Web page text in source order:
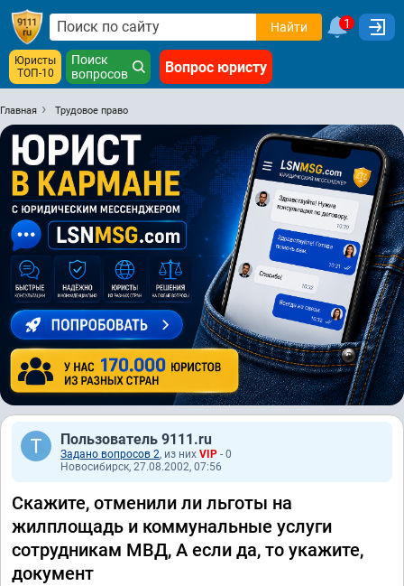
Найти 1
Юристы
ТОП-10
Поиск
вопросов
Вопрос юристу
Главная Трудовое право
Пользователь 9111.ru
Задано вопросов 2, из них VIP - 0
Новосибирск, 27.08.2002, 07:56
Скажите, отменили ли льготы на
жилплощадь и коммунальные услуги
сотрудникам МВД, А если да, то укажите,
документ